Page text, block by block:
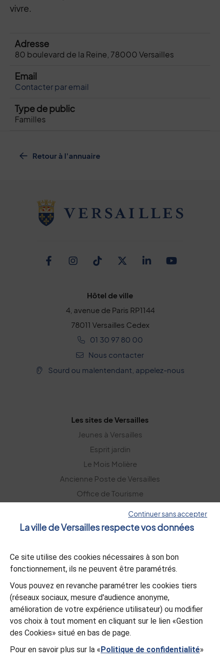
vivre.
Adresse
80 boulevard de la Reine, 78000 Versailles
Email
Contacter par email
Type de public
Familles
Retour à l'annuaire
Facebook
Instagram
TikTokTwitter
Linkedin
Hôtel de ville
4, avenue de Paris RP1144
78011 Versailles Cedex
01 30 97 80 00
Nous contacter
Sourd ou malentendant, appelez-nous
Les sites de Versailles
Jeunes à Versailles
Esprit jardin
Le Mois Molière
Ancienne Poste de Versailles
Office de Tourisme
S’abonner
L’appli Versailles
Télécharger
Continuer sans accepter
La ville de Versailles respecte vos données
Ce site utilise des cookies nécessaires à son bon
fonctionnement, ils ne peuvent être paramétrés.
Vous pouvez en revanche paramétrer les cookies tiers
(réseaux sociaux, mesure d'audience anonyme,
amélioration de votre expérience utilisateur) ou modifier
vos choix à tout moment en cliquant sur le lien «Gestion
des Cookies» situé en bas de page.
Pour en savoir plus sur la «Politique de confidentialité»